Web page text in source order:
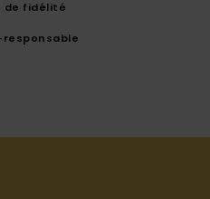
de fidélité